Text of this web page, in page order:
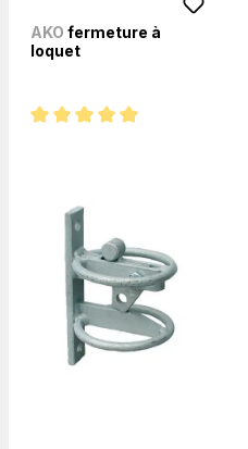
AKO fermeture à
loquet